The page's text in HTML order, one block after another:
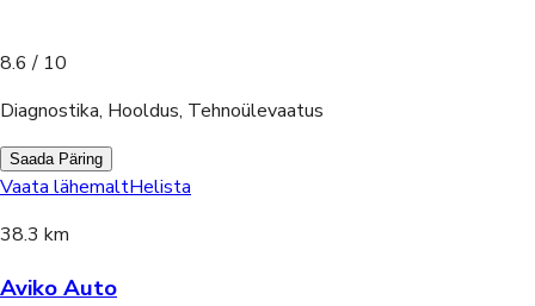
8.6 / 10
Diagnostika, Hooldus, Tehnoülevaatus
Saada Päring
Vaata lähemaltHelista
38.3 km
Aviko Auto